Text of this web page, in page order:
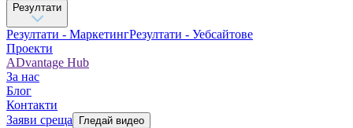
Резултати
Резултати - МаркетингРезултати - Уебсайтове
Проекти
ADvantage Hub
За нас
Блог
Контакти
Заяви среща
Гледай видео